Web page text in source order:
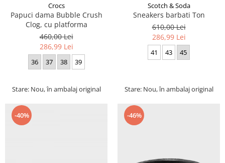
Crocs
Papuci dama Bubble Crush
Clog, cu platforma
460,00 Lei
286,99 Lei
36 37 38 39
Stare: Nou, în ambalaj original
Scotch & Soda
Sneakers barbati Ton
610,00 Lei
286,99 Lei
41 43 45
Stare: Nou, în ambalaj original
-40% -46%